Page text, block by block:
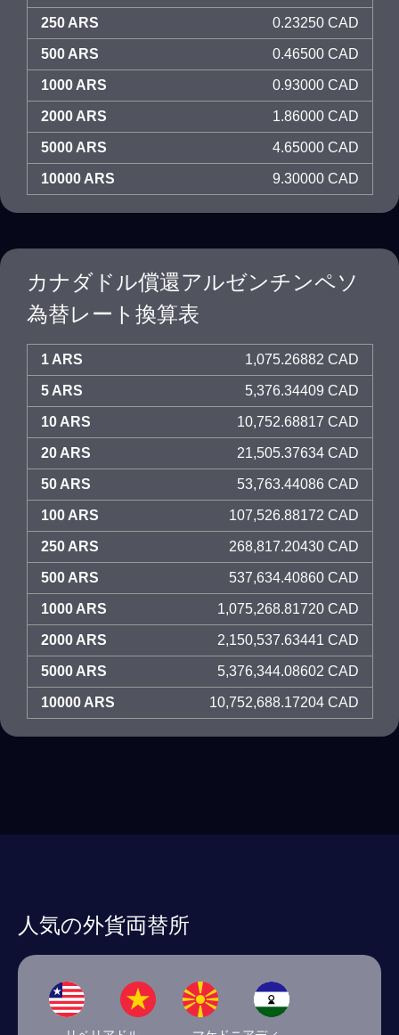
250 ARS 0.23250 CAD
500 ARS 0.46500 CAD
1000 ARS 0.93000 CAD
2000 ARS 1.86000 CAD
5000 ARS 4.65000 CAD
10000 ARS 9.30000 CAD
カナダドル償還アルゼンチンペソ
為替レート換算表
1 ARS 1,075.26882 CAD
5 ARS 5,376.34409 CAD
10 ARS 10,752.68817 CAD
20 ARS 21,505.37634 CAD
50 ARS 53,763.44086 CAD
100 ARS 107,526.88172 CAD
250 ARS 268,817.20430 CAD
500 ARS 537,634.40860 CAD
1000 ARS 1,075,268.81720 CAD
2000 ARS 2,150,537.63441 CAD
5000 ARS 5,376,344.08602 CAD
10000 ARS 10,752,688.17204 CAD
人気の外貨両替所